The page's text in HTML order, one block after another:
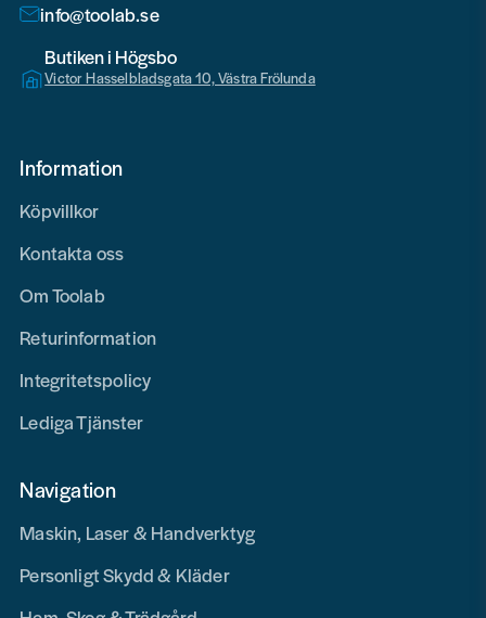
info@toolab.se
Butiken i Högsbo
Victor Hasselbladsgata 10, Västra Frölunda
Information
Köpvillkor
Kontakta oss
Om Toolab
Returinformation
Integritetspolicy
Lediga Tjänster
Navigation
Maskin, Laser & Handverktyg
Personligt Skydd & Kläder